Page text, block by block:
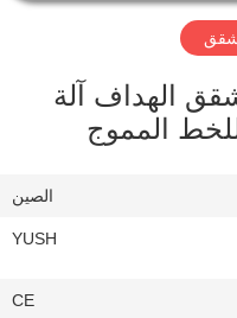
الهداف آلة
المموج
الصين
YUSH
CE